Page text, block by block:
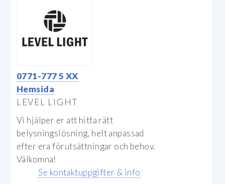
0771-777 5 XX
Hemsida
LEVEL LIGHT
Vi hjälper er att hitta rätt
belysningslösning, helt anpassad
efter era förutsättningar och behov.
Välkomna!
Se kontaktuppgifter & info